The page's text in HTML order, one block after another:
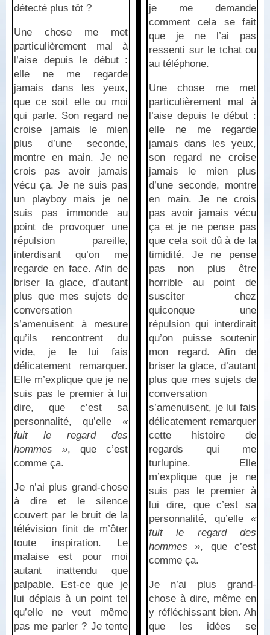
détecté plus tôt ?
Une chose me met
particulièrement mal à
l’aise depuis le début :
elle ne me regarde
jamais dans les yeux,
que ce soit elle ou moi
qui parle. Son regard ne
croise jamais le mien
plus d’une seconde,
montre en main. Je ne
crois pas avoir jamais
vécu ça. Je ne suis pas
un playboy mais je ne
suis pas immonde au
point de provoquer une
répulsion pareille,
interdisant qu’on me
regarde en face. Afin de
briser la glace, d’autant
plus que mes sujets de
conversation
s’amenuisent à mesure
qu’ils rencontrent du
vide, je le lui fais
délicatement remarquer.
Elle m’explique que je ne
suis pas le premier à lui
dire, que c’est sa
personnalité, qu’elle «
fuit le regard des
hommes », que c’est
comme ça.
Je n’ai plus grand-chose
à dire et le silence
couvert par le bruit de la
télévision finit de m’ôter
toute inspiration. Le
malaise est pour moi
autant inattendu que
palpable. Est-ce que je
lui déplais à un point tel
qu’elle ne veut même
pas me parler ? Je tente
je me demande
comment cela se fait
que je ne l’ai pas
ressenti sur le tchat ou
au téléphone.
Une chose me met
particulièrement mal à
l’aise depuis le début :
elle ne me regarde
jamais dans les yeux,
son regard ne croise
jamais le mien plus
d’une seconde, montre
en main. Je ne crois
pas avoir jamais vécu
ça et je ne pense pas
que cela soit dû à de la
timidité. Je ne pense
pas non plus être
horrible au point de
susciter chez
quiconque une
répulsion qui interdirait
qu’on puisse soutenir
mon regard. Afin de
briser la glace, d’autant
plus que mes sujets de
conversation
s’amenuisent, je lui fais
délicatement remarquer
cette histoire de
regards qui me
turlupine. Elle
m’explique que je ne
suis pas le premier à
lui dire, que c’est sa
personnalité, qu’elle «
fuit le regard des
hommes », que c’est
comme ça.
Je n’ai plus grand-
chose à dire, même en
y réfléchissant bien. Ah
que les idées se